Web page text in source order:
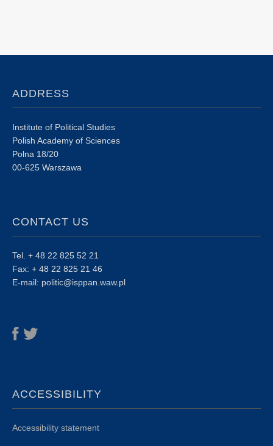
ADDRESS
Institute of Political Studies
Polish Academy of Sciences
Polna 18/20
00-625 Warszawa
CONTACT US
Tel. + 48 22 825 52 21
Fax: + 48 22 825 21 46
E-mail: politic@isppan.waw.pl
ACCESSIBILITY
Accessibility statement